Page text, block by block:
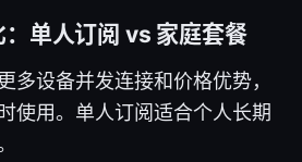
单人订阅 vs 家庭套餐
多设备并发连接和价格优势，
使用。单人订阅适合个人长期